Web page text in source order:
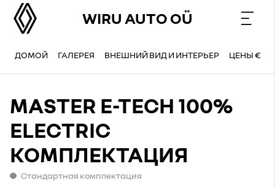
WIRU AUTO OÜ
ДОМОЙ ГАЛЕРЕЯ ВНЕШНИЙ ВИД И ИНТЕРЬЕР ЦЕНЫ €
MASTER E-TECH 100%
ELECTRIC
КОМПЛЕКТАЦИЯ
Стандартная комплектация
Стандартная комплектация